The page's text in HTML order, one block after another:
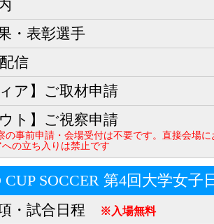
・表彰選手
信
ィア】ご取材申請
ウト】ご視察申請
の事前申請・会場受付は不要です。直接会場
の立ち入りは禁止です
CUP SOCCER 第4回大学女子
・試合日程 ※入場無料